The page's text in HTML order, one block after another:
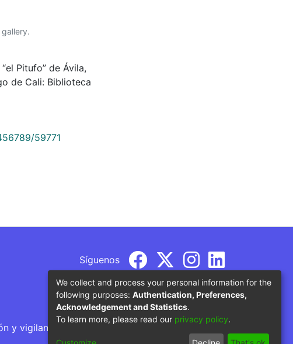
Pitufo” de Ávila,
de Cali: Biblioteca
59771
Síguenos
y vigilancia por parte del Ministerio de Educación
We collect and process your personal information for the
following purposes: Authentication, Preferences,
Acknowledgement and Statistics.
To learn more, please read our privacy policy.